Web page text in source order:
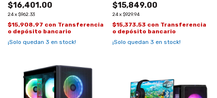
$16,401.00
24x $962.33
$15,908.97 con Transferencia
o depósito bancario
¡Solo quedan 3 en stock!
$15,849.00
24x $929.94
$15,373.53 con Transferencia
o depósito bancario
¡Solo quedan 3 en stock!